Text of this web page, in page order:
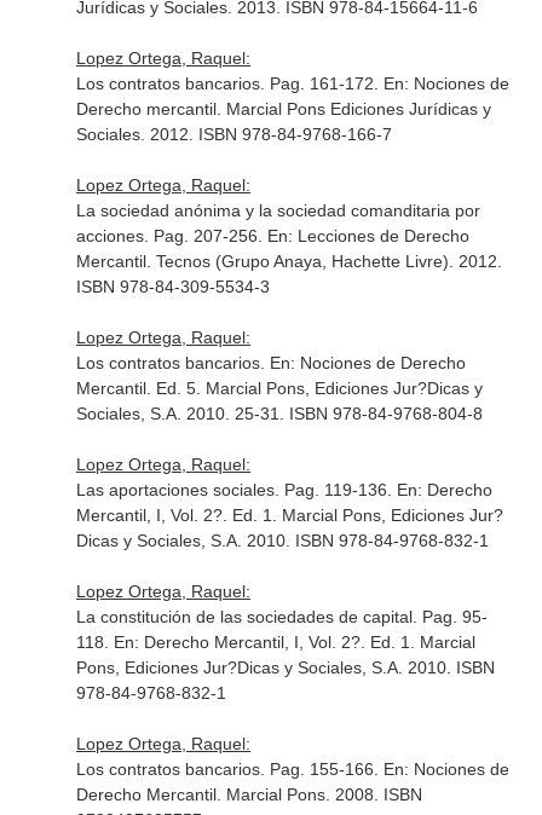
Jurídicas y Sociales. 2013. ISBN 978-84-15664-11-6
Lopez Ortega, Raquel:
Los contratos bancarios. Pag. 161-172. En: Nociones de
Derecho mercantil. Marcial Pons Ediciones Jurídicas y
Sociales. 2012. ISBN 978-84-9768-166-7
Lopez Ortega, Raquel:
La sociedad anónima y la sociedad comanditaria por
acciones. Pag. 207-256. En: Lecciones de Derecho
Mercantil. Tecnos (Grupo Anaya, Hachette Livre). 2012.
ISBN 978-84-309-5534-3
Lopez Ortega, Raquel:
Los contratos bancarios. En: Nociones de Derecho
Mercantil. Ed. 5. Marcial Pons, Ediciones Jur?Dicas y
Sociales, S.A. 2010. 25-31. ISBN 978-84-9768-804-8
Lopez Ortega, Raquel:
Las aportaciones sociales. Pag. 119-136. En: Derecho
Mercantil, I, Vol. 2?. Ed. 1. Marcial Pons, Ediciones Jur?
Dicas y Sociales, S.A. 2010. ISBN 978-84-9768-832-1
Lopez Ortega, Raquel:
La constitución de las sociedades de capital. Pag. 95-
118. En: Derecho Mercantil, I, Vol. 2?. Ed. 1. Marcial
Pons, Ediciones Jur?Dicas y Sociales, S.A. 2010. ISBN
978-84-9768-832-1
Lopez Ortega, Raquel:
Los contratos bancarios. Pag. 155-166. En: Nociones de
Derecho Mercantil. Marcial Pons. 2008. ISBN